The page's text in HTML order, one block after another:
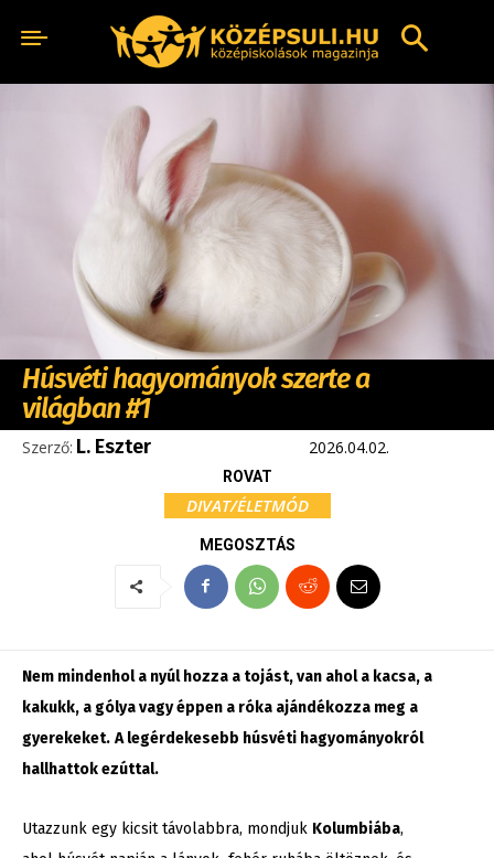
Húsvéti hagyományok szerte a
világban #1
Szerző: L. Eszter 2026.04.02.
ROVAT
DIVAT/ÉLETMÓD
MEGOSZTÁS
Nem mindenhol a nyúl hozza a tojást, van ahol a kacsa, a
kakukk, a gólya vagy éppen a róka ajándékozza meg a
gyerekeket. A legérdekesebb húsvéti hagyományokról
hallhattok ezúttal.
Utazzunk egy kicsit távolabbra, mondjuk Kolumbiába,